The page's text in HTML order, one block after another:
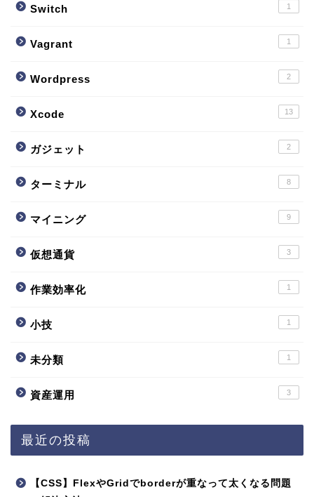
Switch 1
Vagrant 1
Wordpress 2
Xcode 13
ガジェット 2
ターミナル 8
マイニング 9
仮想通貨 3
作業効率化 1
小技 1
未分類 1
資産運用 3
最近の投稿
【CSS】FlexやGridでborderが重なって太くなる問題